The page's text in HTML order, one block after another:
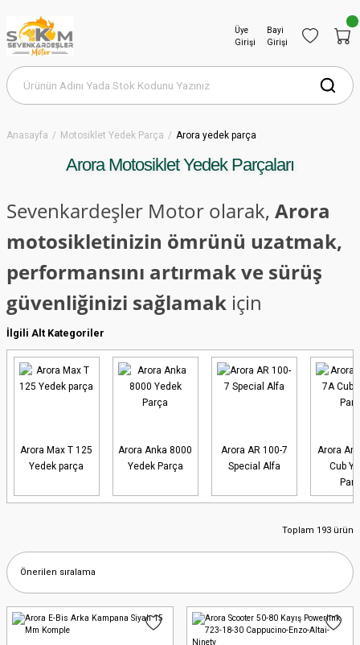
Üye
Girişi
Bayi
Girişi
Anasayfa Motosiklet Yedek Parça Arora yedek parça
Arora Motosiklet Yedek Parçaları
Sevenkardeşler Motor olarak, Arora
motosikletinizin ömrünü uzatmak,
performansını artırmak ve sürüş
güvenliğinizi sağlamak için
ihtiyacınız olan tüm yedek parçaları en
geniş ve en kaliteli yelpazeyle
sunuyoruz. Arora motosikletinizle
biliyoruz ki her parça, kusursuz bir
ister uzun yol maceralarına çıkın,
doğru ve güvenilir yedek parçalarla
motosikletiniz her zaman hazır olacak.
İlgili Alt Kategoriler
Arora Max T 125
Yedek parça
Arora Anka 8000
Yedek Parça
Arora AR 100-7
Special Alfa
Arora Ar
Cub
Toplam 193 ürün